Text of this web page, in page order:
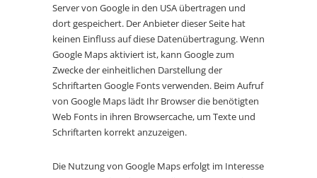
Server von Google in den USA übertragen und
dort gespeichert. Der Anbieter dieser Seite hat
keinen Einfluss auf diese Datenübertragung. Wenn
Google Maps aktiviert ist, kann Google zum
Zwecke der einheitlichen Darstellung der
Schriftarten Google Fonts verwenden. Beim Aufruf
von Google Maps lädt Ihr Browser die benötigten
Web Fonts in ihren Browsercache, um Texte und
Schriftarten korrekt anzuzeigen.
Die Nutzung von Google Maps erfolgt im Interesse